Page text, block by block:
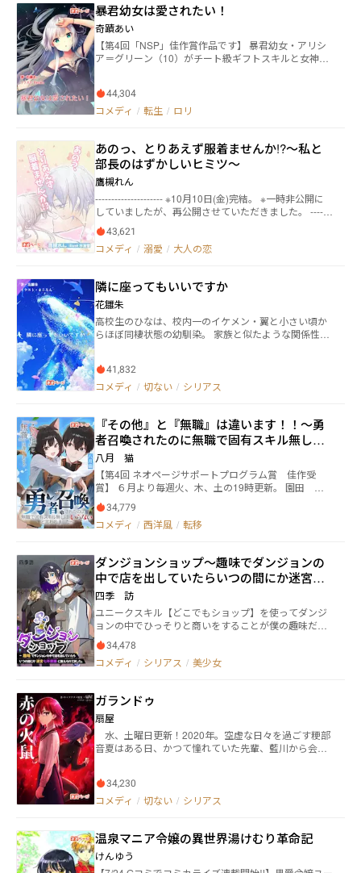
するキャラだ ゲームプレイヤーにざまぁを味わって貰
う為にだけ存在する悪役キャラ・・・・だが俺は死ぬ
つもりは無いゲーム内の城二には出来なかった「努
力」に全力で取り組み、あてがわれた死亡フラグを回
避して見せる 城二の運命を握るのは、サブヒロイ
行動する 最初は自分の命を守る為に関わった真白と共
に過ごす内に、城二の心境にも変化が起こる・・・そ
焦りを覚える・・・ モブクズの悪役と主人公の運命は
複雑に交錯する
生…SPT幹部。天宮財閥の御曹司。温厚な性格。 ・瓜
生蓮華…SPT幹部。幹部唯一の女性。美人なしっかり
者。 ・江藤律…SPT幹部最年少。やんちゃな赤毛の青
年。 ・橘龍之介…SPT長官。藍子と面識がある。 ・上
木凛…SPT隊員で瓜生の部下。無口。狐面で顔の火傷
組」の若頭。喧嘩好きのドスケベ。 ・花丸耕太…凪と
同じ世界の青年で、外科の研修医。命を絶とうと「対
の世界」へ迷い込み、なぜか紅牙組へ。 ・風間烈牙…
— ・獅童…ヤトの父。通称「ヤトパパ」 ―御影一族―
・御影安吾…人狼族最凶・御影一族本家の跡取り。ミ
レニアに捕われている。 ・御影関水…焔の祖父。御影
一族の分家。 ―ミレニア― ・万丈…人狼族だったが裏
切ってミレニアへ。現在はミレニアの参謀。
二人の婚約を引き裂こうとする者達まで続々登場！ だ
けど、そんな妨害なんのその。ウェルシェは猫かぶり
とイタズラ心を武器に周りの者達を振り回し己の欲望
に突き進む！ だって、ウェルシェは富と権力をもたら
してくれる――「あなたのお嫁さんになりたいです！」 ――こ
の物語……ではなく、その争いの煽りを食らった最凶
腹黒可愛い令嬢ウェルシェと頑張る純情王子エーリッ
クのドタバタ痛快ラブコメディ。 【第1回「ネオペー
す。 この度、第1回「ネオページ・サポート・プログ
ラム」（NSP）賞で金賞を受賞しました。 これもひと
えに皆様の応援のおかげです。拙著をお読みくださり
ありがとうございます。
暴君幼女は愛されたい！
奇蹟あい
【第4回「NSP」佳作賞作品です】 暴君幼女・アリシ
ア＝グリーン（10）がチート級ギフトスキルと女神の
てひっそりと暮らしたいが口癖。 だけど今日もやっか
いごとのほうからやってきて、世界を巻き込み＆巻き
れっぱなしの愛の女神・ミィシェリア。その運命と貞
操は守られるのか……？
44,304
コメディ / 転生 / ロリ
あのっ、とりあえず服着ませんか!?〜私と
部長のはずかしいヒミツ〜
鷹槻れん
--------------------- ※10月10日(金)完結。 ※一時非公開に
していましたが、再公開させていただきました。 -------
-------------- 荒木 羽理（あらき うり）/25歳は青果専門
に扱う商社『土恵商事（つちけいしょうじ）』の経理
課で働くTL小説の執筆が趣味の、猫好きなOL。 屋久
羽理は仕事帰り、家の近所の神社で催されていた夏祭
りで、たまたま見付けた可愛い猫のお守りに一目惚
れ。 「あなたに良縁結びますニャ！」と書かれたパッ
ケージを見て、軽い気持ちで「お願いしますニャ！」
と願掛けしたのだけれど――。 診断メーカーで出た結果を
り不思議な現代モノオフィスラブ！？ ※ちょっとだけB
L要素あり。 ※レーティングはお守り程度です。 ※サブ
キャラによる軽いザマァ要素があります。苦手な方は
27） --------------------- ○表紙絵は市瀬雪さんに依頼し
ました（作品シェア以外での無断転載など固くお断り
します）
43,621
コメディ / 溺愛 / 大人の恋
隣に座ってもいいですか
花雛朱
高校生のひなは、校内一のイケメン・翼と小さい頃か
らほぼ同棲状態の幼馴染。 家族と似たような関係性な
青春ラブコメディ。
41,832
コメディ / 切ない / シリアス
『その他』と『無職』は違います！！～勇
者召喚されたのに無職で固有スキル無しは
いらないと言われました～
八月 猫
【第4回 ネオページサポートプログラム賞 佳作受
賞】 ６月より毎週火、木、土の19時更新。 園田 大
勢（そのだ たいせい）は特に目立つところのない普
通の高校二年生。 ある日の登校途中に異世界へと召喚
されてしまった。 少しばかり運が悪いことは自覚して
な職業チートを与えられることなく異世界に召喚され
てしまう。 大勢のステータスに表示されたレベルは
『１』 職業は『その他』。 スキル欄には『覚えること
が出来ません』。 そんな役立たずの大勢は魔王討伐ど
ころではないので、普通に冒険者として生活すること
に。 しかし、神様によって与えられていたおかしな加
護によって、本来なら後から取得出来ないはずのスキ
ルを魔物のもの限定で手に入れることが出来るように
なっていた。 これは、常識外れのファンタジー世界
34,779
コメディ / 西洋風 / 転移
ダンジョンショップ～趣味でダンジョンの
中で店を出していたらいつの間にか迷宮七
不思議に数えられてました。
四季 訪
ユニークスキル【どこでもショップ】を使ってダンジ
ョンの中でひっそりと商いをすることが僕の趣味だっ
た。 そんなある日、僕の店に有名美少女ダンジョン配
信者が現れて、偶然、目の前で泥棒をフルボッコにし
たことによって僕の店が大バズリ。 それもどうやら迷
隈は大賑わい。 うーん、別にお金に困っている訳では
ないけど、ネットの盛り上がり方が面白いから配信者
たちウェルカムでいこう。 あ゛？金はちゃんと払え
よ、っておい、どこ行きやがる、、、カネェ゙！！置い
てけぇぇえええええ！！ コメントを気軽に送ってくれ
たり、小話が漏れ出すことがありますのでガチャ気分
で送ってください笑
34,478
コメディ / シリアス / 美少女
ガランドゥ
扇屋
水、土曜日更新！2020年。空虚な日々を過ごす粳部
音夏はある日、かつて憧れていた先輩、藍川から会い
と言われる。しかしその夜、二人は街を喰らう異形の
怪異に襲われ、彼女は命を奪われかける。藍川は人外
に入れて…… 藍川の正体は何なのか。粳部に宿った
力とは。 これは180年に渡るおとぎ話。 第2部
『赤の火鼠』が連載中！ ガランドゥのHP→https://ougi
34,230
コメディ / 切ない / シリアス
温泉マニア令嬢の異世界湯けむり革命記
けんゆう